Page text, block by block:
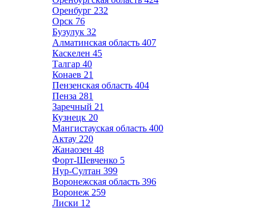
Оренбург 232
Орск 76
Бузулук 32
Алматинская область 407
Каскелен 45
Талгар 40
Конаев 21
Пензенская область 404
Пенза 281
Заречный 21
Кузнецк 20
Мангистауская область 400
Актау 220
Жанаозен 48
Форт-Шевченко 5
Нур-Султан 399
Воронежская область 396
Воронеж 259
Лиски 12